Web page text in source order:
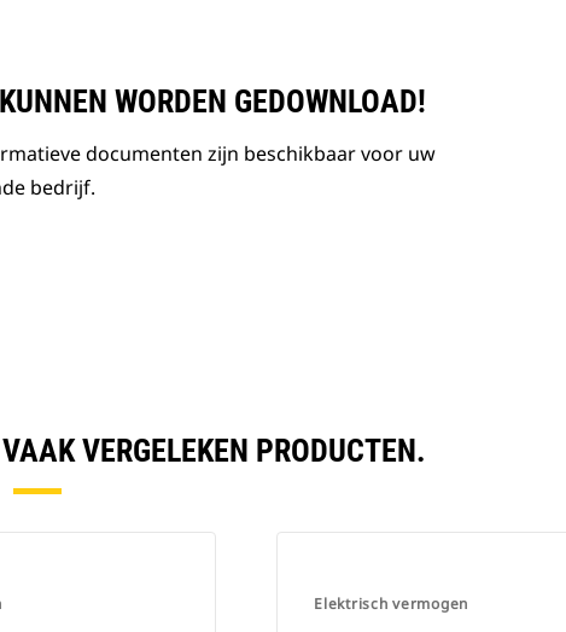
WORDEN GEDOWNLOAD!
documenten zijn beschikbaar voor uw
bedrijf.
VERGELEKEN PRODUCTEN.
Elektrisch vermogen